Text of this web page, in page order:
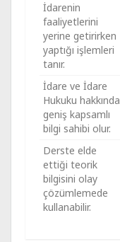
İdarenin
faaliyetlerini
yerine getirirken
yaptığı işlemleri
tanır.
İdare ve İdare
Hukuku hakkında
geniş kapsamlı
bilgi sahibi olur.
Derste elde
ettiği teorik
bilgisini olay
çözümlemede
kullanabilir.